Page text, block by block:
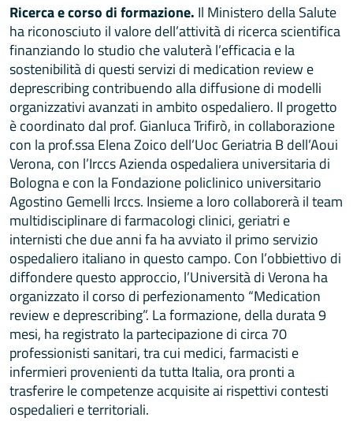
Ricerca e corso di formazione. Il Ministero della Salute
ha riconosciuto il valore dell’attività di ricerca scientifica
finanziando lo studio che valuterà l’efficacia e la
sostenibilità di questi servizi di medication review e
deprescribing contribuendo alla diffusione di modelli
organizzativi avanzati in ambito ospedaliero. Il progetto
è coordinato dal prof. Gianluca Trifirò, in collaborazione
con la prof.ssa Elena Zoico dell’Uoc Geriatria B dell’Aoui
Verona, con l’Irccs Azienda ospedaliera universitaria di
Bologna e con la Fondazione policlinico universitario
Agostino Gemelli Irccs. Insieme a loro collaborerà il team
multidisciplinare di farmacologi clinici, geriatri e
internisti che due anni fa ha avviato il primo servizio
ospedaliero italiano in questo campo. Con l’obbiettivo di
diffondere questo approccio, l’Università di Verona ha
organizzato il corso di perfezionamento “Medication
review e deprescribing”. La formazione, della durata 9
mesi, ha registrato la partecipazione di circa 70
professionisti sanitari, tra cui medici, farmacisti e
infermieri provenienti da tutta Italia, ora pronti a
trasferire le competenze acquisite ai rispettivi contesti
ospedalieri e territoriali.